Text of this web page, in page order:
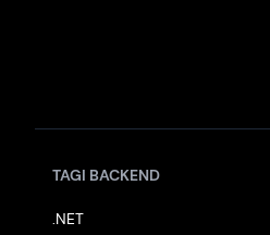
TAGI BACKEND
.NET